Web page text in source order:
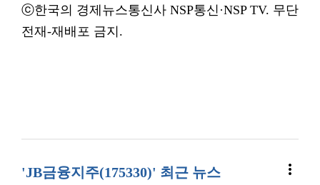
ⓒ한국의 경제뉴스통신사 NSP통신·NSP TV. 무단
전재-재배포 금지.
'JB금융지주(175330)' 최근 뉴스 more_vert